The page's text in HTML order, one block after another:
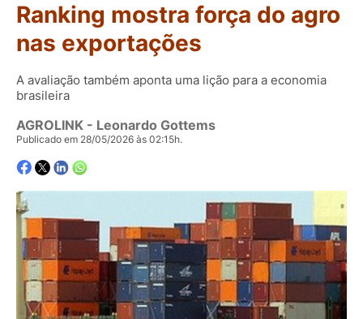
Ranking mostra força do agro
nas exportações
A avaliação também aponta uma lição para a economia
brasileira
AGROLINK - Leonardo Gottems
Publicado em 28/05/2026 às 02:15h.